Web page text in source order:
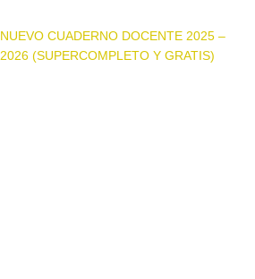
NUEVO CUADERNO DOCENTE 2025 –
2026 (SUPERCOMPLETO Y GRATIS)